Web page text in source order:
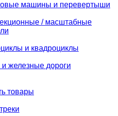
машины и перевертыши
/ масштабные
и квадроциклы
и железные дороги
товары